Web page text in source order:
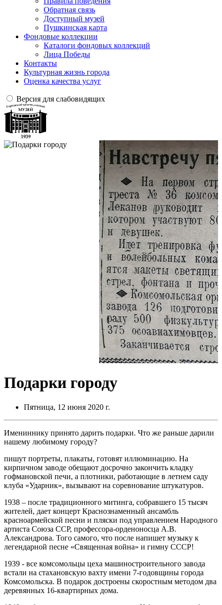
Обратная связь
Доступный музей
Пушкинская карта
Фондовые коллекции
Каталоги фондовых коллекций
Лица Победы
Контакты
Культурная жизнь города
Оценка качества услуг
Версия для слабовидящих
Подарки городу
Пятница, 12 июня 2020 г.
Имениннику принято дарить подарки. Что же раньше дарили
нашему любимому городу?
пишут портреты, плакаты, готовят иллюминацию. На
кирпичном заводе обещают досрочно закончить кладку
гофмановской печи, а плотники, работающие в летнем саду
клуба «Ударник», вызывают на соревнование штукатуров.
1938 – после традиционного митинга, собравшего 15 тысяч
жителей, дает концерт Краснознаменный ансамбль
красноармейской песни и пляски под управлением Народного
артиста Союза ССР, профессора-орденоносца А.В.
Александрова. Того самого, что после напишет музыку к
легендарной песне «Священная война» и гимну СССР!
1939 - все комсомольцы цеха машиностроительного завода
встали на стахановскую вахту имени 7-годовщины города
Комсомольска. В подарок достроены скоростным методом два
деревянных 16-квартирных дома.